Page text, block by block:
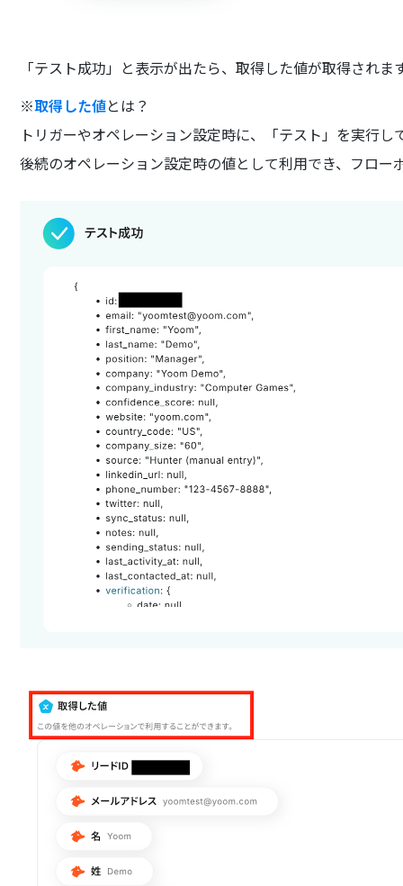
「テスト成功」と表示が出たら、取得した値が取得されま
※取得した値とは？
トリガーやオペレーション設定時に、「テスト」を実行
後続のオペレーション設定時の値として利用でき、フロ